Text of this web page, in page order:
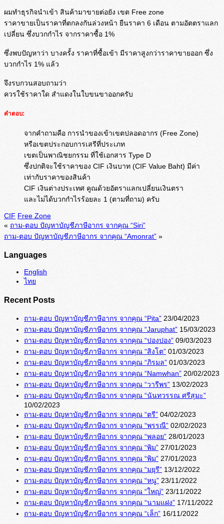
ผมทำธุรกิจนำเข้า สินค้ามาขายต่อยัง เขต Free zone
ราคาขายเป็นราคาที่ตกลงกันล่วงหน้า ยืนราคา 6 เดือน ตามอัตตราแลก
เปลี่ยน ซึ่งบวกกำไร จากราคาซื้อ 1%
ซึ่งพบปัญหาว่า บางครั้ง ราคาที่ซื้อเข้า มีราคาสูงกว่าราคาขายออก ซึ่ง
บวกกำไร 1% แล้ว
จึงรบกวนสอบถามว่า
ควรใช้ราคาใด สำแดงในใบขนขาออกครับ
คำตอบ:
จากคำถามคือ การนำของเข้าเขตปลอดอากร (Free Zone)
หรือเขตประกอบการเสรีที่ประเภท
เขตเป็นพาณิชยกรรม ที่ใช้เอกสาร Type D
ซึ่งปกติจะใช้ราคาของ CIF เงินบาท (CIF Value Baht) มีค่า
เท่ากับราคาของสินค้า
CIF เงินต่างประเทศ คูณด้วยอัตราแลกเปลี่ยนเงินตรา
และไม่ได้บวกกำไรร้อยละ 1 (ตามที่ถาม) ครับ
CIF Free Zone
« ถาม-ตอบ ปัญหาบัญชีภาษีอากร จากคุณ “Siri”
ถาม-ตอบ ปัญหาบัญชีภาษีอากร จากคุณ “Amonrat” »
Languages
English
ไทย
Recent Posts
ถาม-ตอบ ปัญหาบัญชีภาษีอากร จากคุณ “Pita” 23/04/2023
ถาม-ตอบ ปัญหาบัญชีภาษีอากร จากคุณ “Jaruphat” 15/03/2023
ถาม-ตอบ ปัญหาบัญชีภาษีอากร จากคุณ “ปองปอง” 09/03/2023
ถาม-ตอบ ปัญหาบัญชีภาษีอากร จากคุณ “สิงโต” 01/03/2023
ถาม-ตอบ ปัญหาบัญชีภาษีอากร จากคุณ “ภิรมล” 01/03/2023
ถาม-ตอบ ปัญหาบัญชีภาษีอากร จากคุณ “Namwhan” 20/02/2023
ถาม-ตอบ ปัญหาบัญชีภาษีอากร จากคุณ “วารีพร” 13/02/2023
ถาม-ตอบ ปัญหาบัญชีภาษีอากร จากคุณ “นันทวรรณ ศรีสุมะ”
10/02/2023
ถาม-ตอบ ปัญหาบัญชีภาษีอากร จากคุณ “ตรี” 04/02/2023
ถาม-ตอบ ปัญหาบัญชีภาษีอากร จากคุณ “พรรณี” 02/02/2023
ถาม-ตอบ ปัญหาบัญชีภาษีอากร จากคุณ “พลอย” 28/01/2023
ถาม-ตอบ ปัญหาบัญชีภาษีอากร จากคุณ “พิม” 27/01/2023
ถาม-ตอบ ปัญหาบัญชีภาษีอากร จากคุณ “พิม” 27/01/2023
ถาม-ตอบ ปัญหาบัญชีภาษีอากร จากคุณ “มยุรี” 13/12/2022
ถาม-ตอบ ปัญหาบัญชีภาษีอากร จากคุณ “หนู” 23/11/2022
ถาม-ตอบ ปัญหาบัญชีภาษีอากร จากคุณ “ใหญ่” 23/11/2022
ถาม-ตอบ ปัญหาบัญชีภาษีอากร จากคุณ “นามแฝง” 17/11/2022
ถาม-ตอบ ปัญหาบัญชีภาษีอากร จากคุณ “เล็ก” 16/11/2022